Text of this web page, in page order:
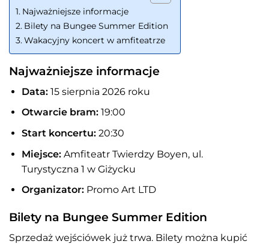
Najważniejsze informacje
Bilety na Bungee Summer Edition
Wakacyjny koncert w amfiteatrze
Najważniejsze informacje
Data:15 sierpnia 2026 roku
Otwarcie bram:19:00
Start koncertu:20:30
Miejsce:Amfiteatr Twierdzy Boyen, ul.
Turystyczna 1 w Giżycku
Organizator:Promo Art LTD
Bilety na Bungee Summer Edition
Sprzedaż wejściówek już trwa. Bilety można kupić